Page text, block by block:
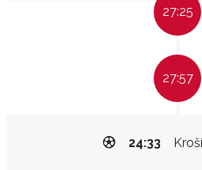
27:25
27:57
24:33